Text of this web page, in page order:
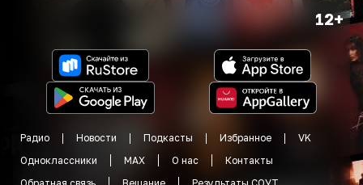
12+
Радио Новости Подкасты Избранное
VK
Одноклассники
MAX О нас
Контакты